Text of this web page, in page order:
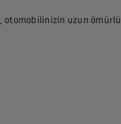
otomobilinizin uzun